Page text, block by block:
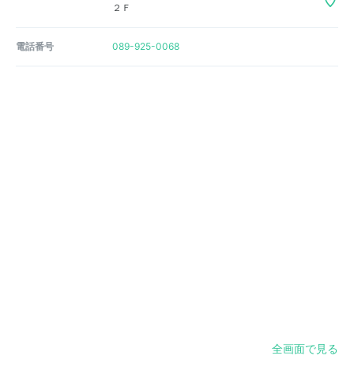
２Ｆ
電話番号 089-925-0068
全画面で見る